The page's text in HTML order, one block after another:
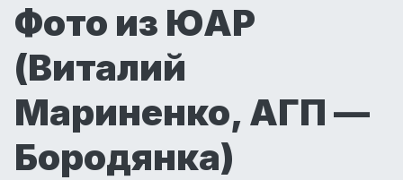
Фото из ЮАР
(Виталий
Мариненко, АГП —
Бородянка)